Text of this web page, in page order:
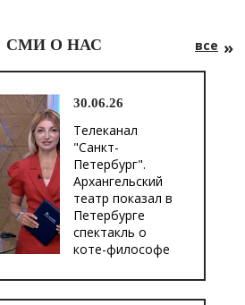
СМИ О НАС все
30.06.26
Телеканал
"Санкт-
Петербург".
Архангельский
театр показал в
Петербурге
спектакль о
коте-философе